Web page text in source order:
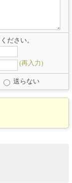
ださい。
(再入力)
送らない